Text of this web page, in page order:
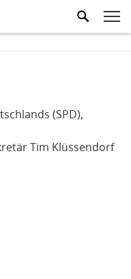
Seite
(SPD),
Tim Klüssendorf